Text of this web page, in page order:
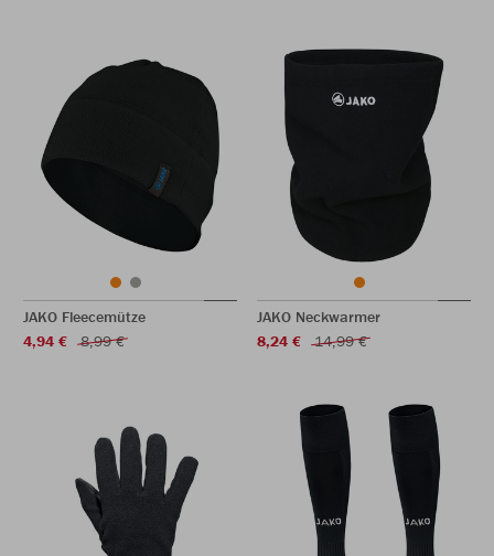
JAKO Fleecemütze
4,94 €
8,99 €
JAKO Neckwarmer
8,24 €
14,99 €